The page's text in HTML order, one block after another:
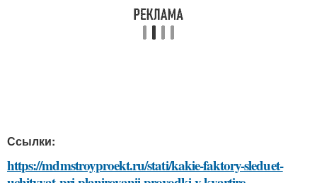
Ссылки:
https://mdmstroyproekt.ru/stati/kakie-faktory-sleduet-